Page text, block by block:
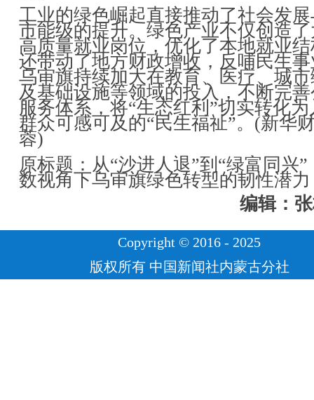
工业的绿色崛起直接推动了社会发
市能级的提升。绿色产业不仅创造
高质量就业岗位，优化了本地就业
还带动了地方财政增收，反哺民生
乌审旗持续加大在教育、医疗、城
及基础设施等领域的投入，不断完
服务体系，将“生态红利”切实转化为
群众可感可及的“民生福祉”。(新华
蓉)
原标题：从“沙进人退”到“绿富同兴”
数视角下乌审旗绿色转型的韧性潜力
编辑：
Copyright © 2016 - 2025
版权所有 中国新闻社内蒙古分社